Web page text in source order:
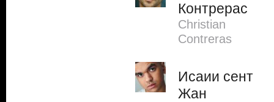
Контрерас
Christian
Contreras
Исаии сент
Жан